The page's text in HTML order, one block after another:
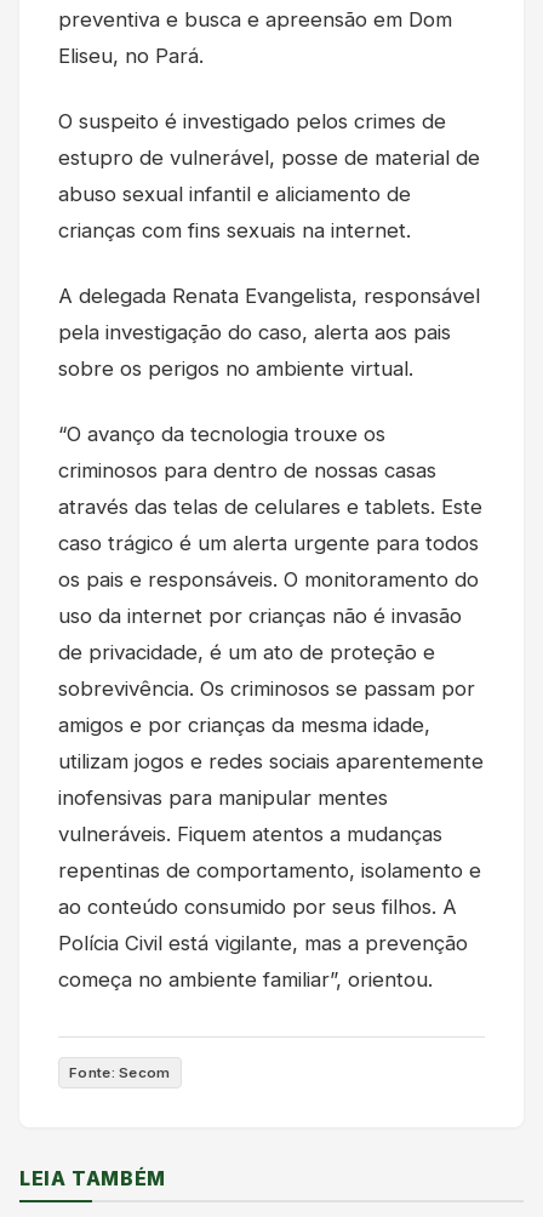
preventiva e busca e apreensão em Dom
Eliseu, no Pará.
O suspeito é investigado pelos crimes de
estupro de vulnerável, posse de material de
abuso sexual infantil e aliciamento de
crianças com fins sexuais na internet.
A delegada Renata Evangelista, responsável
pela investigação do caso, alerta aos pais
sobre os perigos no ambiente virtual.
“O avanço da tecnologia trouxe os
criminosos para dentro de nossas casas
através das telas de celulares e tablets. Este
caso trágico é um alerta urgente para todos
os pais e responsáveis. O monitoramento do
uso da internet por crianças não é invasão
de privacidade, é um ato de proteção e
sobrevivência. Os criminosos se passam por
amigos e por crianças da mesma idade,
utilizam jogos e redes sociais aparentemente
inofensivas para manipular mentes
vulneráveis. Fiquem atentos a mudanças
repentinas de comportamento, isolamento e
ao conteúdo consumido por seus filhos. A
Polícia Civil está vigilante, mas a prevenção
começa no ambiente familiar”, orientou.
Fonte: Secom
LEIA TAMBÉM